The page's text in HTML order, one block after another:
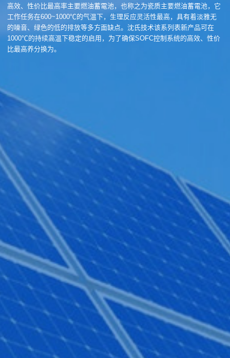
高效、性价比最高率主要燃油蓄電池，也称之为瓷质主要燃油蓄電池，它
工作任务在600~1000℃的气温下，生理反应灵活性最高，具有着淡雅无
的噪音、绿色的低的排放等多方面缺点。沈氏技术该系列表新产品可在
1000℃的持续高温下稳定的启用，为了确保SOFC控制系统的高效、性价
比最高养分换为。